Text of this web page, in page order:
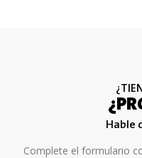
Hable
Complete el formulario